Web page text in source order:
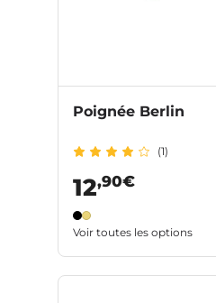
Poignée Berlin
(1)
12,90€
Voir toutes les options